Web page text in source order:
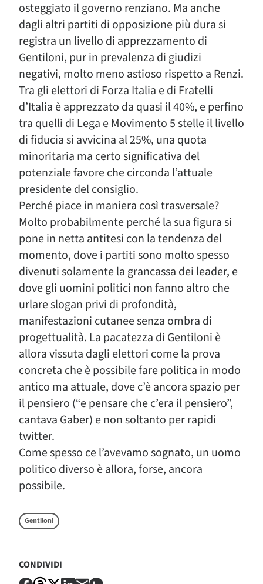
osteggiato il governo renziano. Ma anche
dagli altri partiti di opposizione più dura si
registra un livello di apprezzamento di
Gentiloni, pur in prevalenza di giudizi
negativi, molto meno astioso rispetto a Renzi.
Tra gli elettori di Forza Italia e di Fratelli
d’Italia è apprezzato da quasi il 40%, e perfino
tra quelli di Lega e Movimento 5 stelle il livello
di fiducia si avvicina al 25%, una quota
minoritaria ma certo significativa del
potenziale favore che circonda l’attuale
presidente del consiglio.
Perché piace in maniera così trasversale?
Molto probabilmente perché la sua figura si
pone in netta antitesi con la tendenza del
momento, dove i partiti sono molto spesso
divenuti solamente la grancassa dei leader, e
dove gli uomini politici non fanno altro che
urlare slogan privi di profondità,
manifestazioni cutanee senza ombra di
progettualità. La pacatezza di Gentiloni è
allora vissuta dagli elettori come la prova
concreta che è possibile fare politica in modo
antico ma attuale, dove c’è ancora spazio per
il pensiero (“e pensare che c’era il pensiero”,
cantava Gaber) e non soltanto per rapidi
twitter.
Come spesso ce l’avevamo sognato, un uomo
politico diverso è allora, forse, ancora
possibile.
Gentiloni
CONDIVIDI